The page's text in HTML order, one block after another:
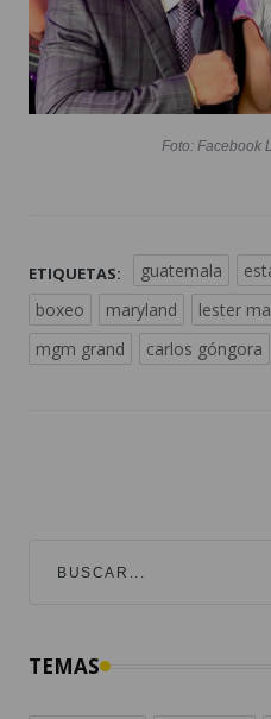
Foto: Facebook
ETIQUETAS: guatemala
boxeo
maryland lester
mgm grand
carlos góngora
TEMAS